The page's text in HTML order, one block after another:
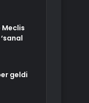
Meclis
geldi